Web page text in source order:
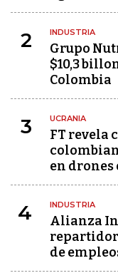
2 INDUSTRIA
Grupo
$10,3
Colombia
3 UCRANIA
FT revela
en drones
4 INDUSTRIA
Alianza
de